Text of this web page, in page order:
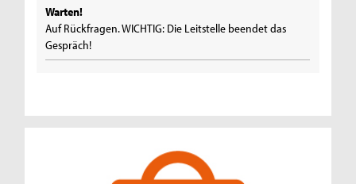
Warten!
Auf Rückfragen. WICHTIG: Die Leitstelle beendet das
Gespräch!